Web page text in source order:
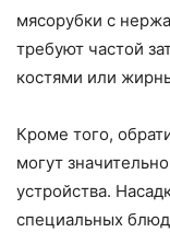
мясорубки с
требуют частой
костями или
Кроме того,
могут
устройства.
специальных